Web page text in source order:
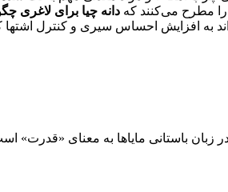
را مطرح می‌کنند که دانه چیا برای لاغری
به افزایش احساس سیری و کنترل اشتها
باستانی مایاها به معنای «قدرت»